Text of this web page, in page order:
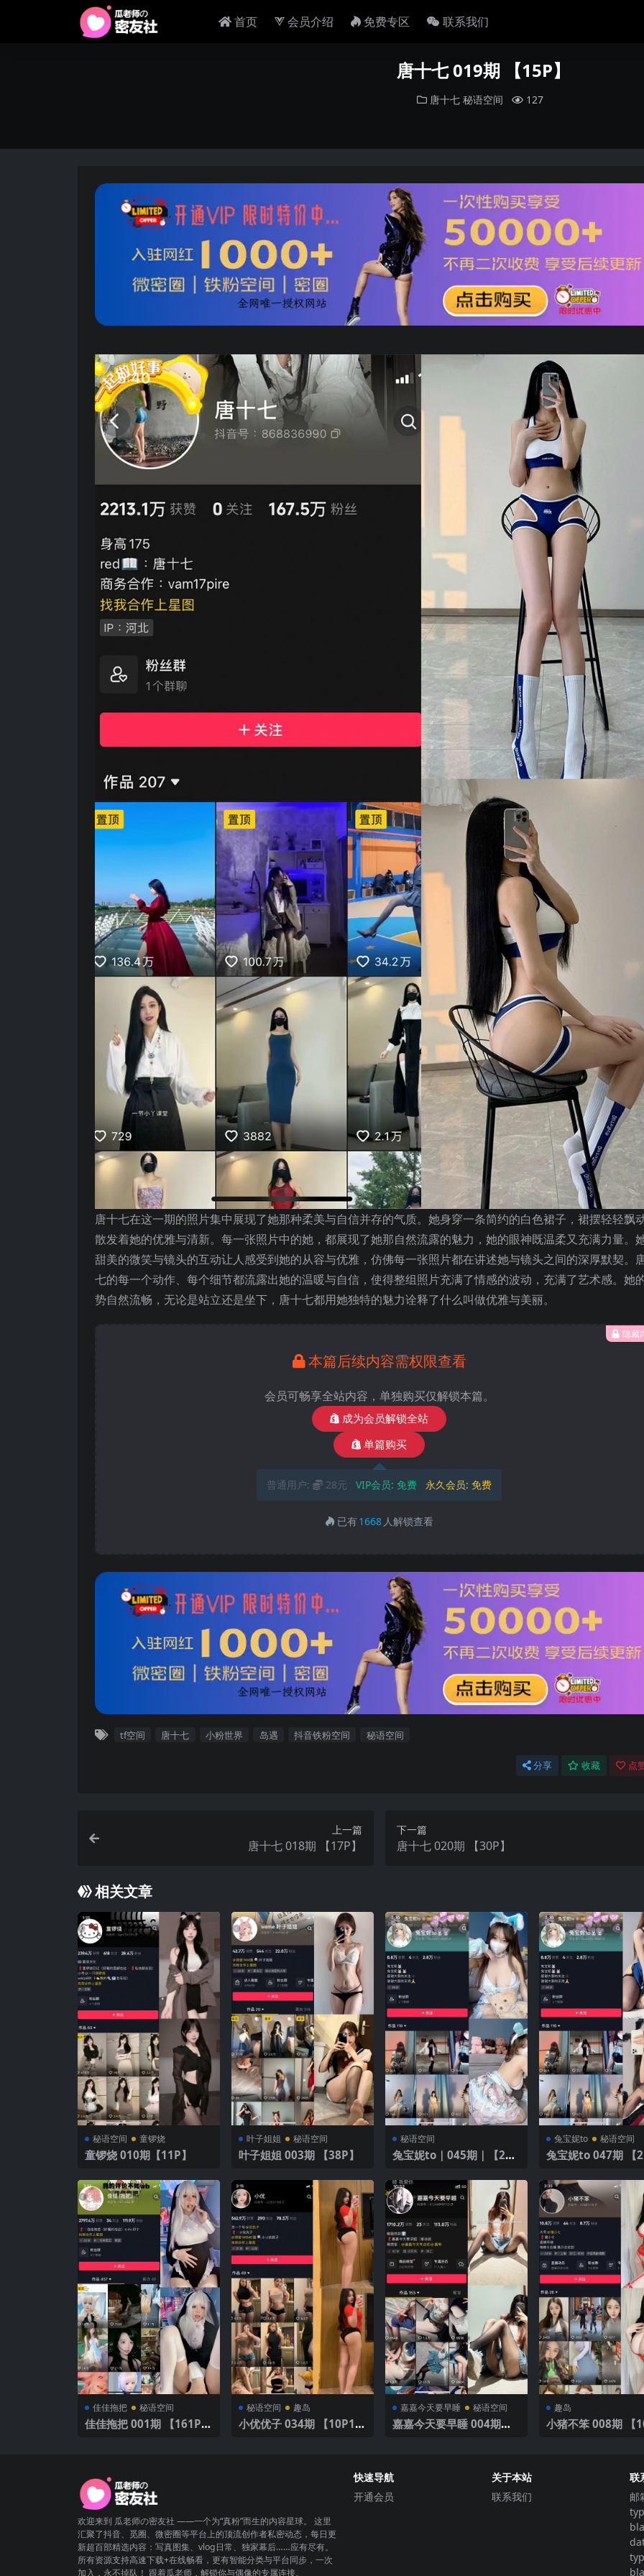
首页 会员介绍 免费专区 联系我们
唐十七 019期 【15P】
唐十七 秘语空间 127
唐十七在这一期的照片集中展现了她那种柔美与自信并存的气质。她身穿一条简约的白色裙子，裙摆轻轻飘
散发着她的优雅与清新。每一张照片中的她，都展现了她那自然流露的魅力，她的眼神既温柔又充满力量。
甜美的微笑与镜头的互动让人感受到她的从容与优雅，仿佛每一张照片都在讲述她与镜头之间的深厚默契。
七的每一个动作、每个细节都流露出她的温暖与自信，使得整组照片充满了情感的波动，充满了艺术感。她
势自然流畅，无论是站立还是坐下，唐十七都用她独特的魅力诠释了什么叫做优雅与美丽。
隐藏
本篇后续内容需权限查看
会员可畅享全站内容，单独购买仅解锁本篇。
成为会员解锁全站
单篇购买
普通用户: 28元 VIP会员: 免费 永久会员:免费
已有1668 人解锁查看
tf空间 唐十七 小粉世界 岛遇 抖音铁粉空间 秘语空间
分享 收藏 点
上一篇
唐十七 018期 【17P】
下一篇
唐十七 020期 【30P】
相关文章
秘语空间 童锣烧
童锣烧 010期【11P】
叶子姐姐 秘语空间
叶子姐姐 003期 【38P】
秘语空间
兔宝妮to｜045期｜【25P
兔宝妮to 秘语空间
兔宝妮to 047期 【
佳佳拖把 秘语空间
佳佳拖把 001期 【161P1
秘语空间 趣岛
小优优子 034期 【10P1
嘉嘉今天要早睡 秘语空间
嘉嘉今天要早睡 004期
趣岛
小猪不笨 008期 【
欢迎来到 瓜老师の密友社 ——一个为“真粉”而生的内容星球。 这里
汇聚了抖音、觅圈、微密圈等平台上的顶流创作者私密动态，每日更
新超百部精选内容：写真图集、vlog日常、独家幕后……应有尽有。
所有资源支持高速下载+在线畅看，更有智能分类与平台同步，一次
加入，永不掉队！ 跟着瓜老师，解锁你与偶像的专属连接。
快速导航
开通会员
关于本站
联系我们
联
邮